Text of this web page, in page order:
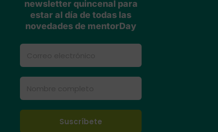
newsletter quincenal para
estar al día de todas las
novedades de mentorDay